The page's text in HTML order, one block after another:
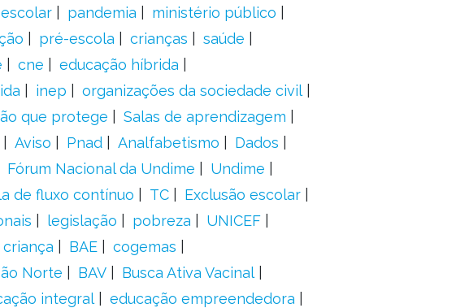
pandemia
ministério público
pré-escola crianças
saúde
cne
educação híbrida
inep
organizações da sociedade civil
que protege
Salas de aprendizagem
Aviso Pnad Analfabetismo
Dados
Fórum Nacional da Undime
Undime
de fluxo contínuo TC
Exclusão escolar
legislação pobreza
UNICEF
criança BAE
cogemas
Norte BAV
Busca Ativa Vacinal
integral
educação empreendedora